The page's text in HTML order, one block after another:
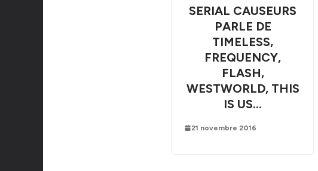
SERIAL CAUSEURS
PARLE DE
TIMELESS,
FREQUENCY,
FLASH,
WESTWORLD, THIS
IS US…
21 novembre 2016